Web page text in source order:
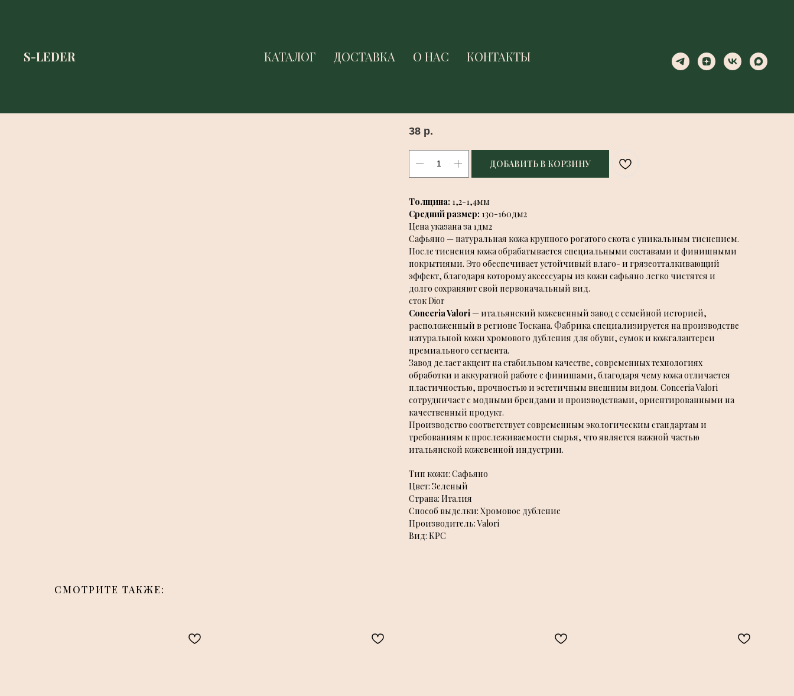
S-LEDER КАТАЛОГ ДОСТАВКА О НАС КОНТАКТЫ
38 р.
ДОБАВИТЬ В КОРЗИНУ
Толщина: 1,2-1,4мм
Средний размер: 130-160дм2
Цена указана за 1дм2
Сафьяно — натуральная кожа крупного рогатого скота с уникальным тиснением.
После тиснения кожа обрабатывается специальными составами и финишными
покрытиями. Это обеспечивает устойчивый влаго- и грязеотталкивающий
эффект, благодаря которому аксессуары из кожи сафьяно легко чистятся и
долго сохраняют свой первоначальный вид.
сток Dior
Conceria Valori— итальянский кожевенный завод с семейной историей,
расположенный в регионе Тоскана. Фабрика специализируется на производстве
натуральной кожи хромового дубления для обуви, сумок и кожгалантереи
премиального сегмента.
Завод делает акцент на стабильном качестве, современных технологиях
обработки и аккуратной работе с финишами, благодаря чему кожа отличается
пластичностью, прочностью и эстетичным внешним видом. Conceria Valori
сотрудничает с модными брендами и производствами, ориентированными на
качественный продукт.
Производство соответствует современным экологическим стандартам и
требованиям к прослеживаемости сырья, что является важной частью
итальянской кожевенной индустрии.
Тип кожи: Сафьяно
Цвет: Зеленый
Страна: Италия
Способ выделки: Хромовое дубление
Производитель: Valori
Вид: КРС
СМОТРИТЕ ТАКЖЕ:
S-LEDER КАТАЛОГ ДОСТАВКА О НАС КОНТАКТЫ